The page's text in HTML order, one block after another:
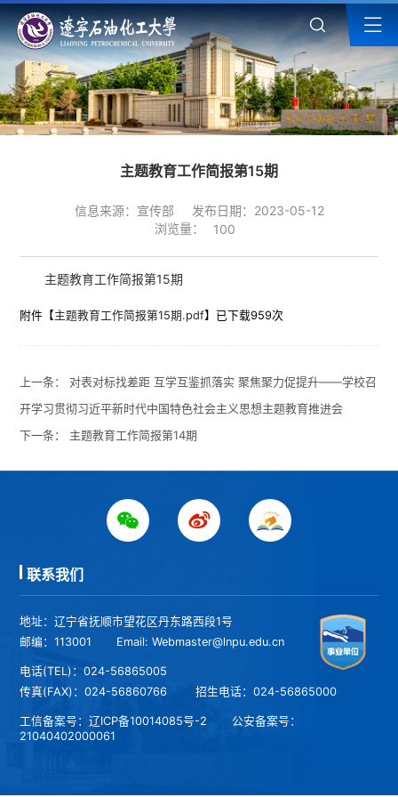
主题教育工作简报第15期
信息来源：宣传部
发布日期：2023-05-12
浏览量：
100
主题教育工作简报第15期
附件【主题教育工作简报第15期.pdf】已下载959次
上一条： 对表对标找差距 互学互鉴抓落实 聚焦聚力促提升——学校召
开学习贯彻习近平新时代中国特色社会主义思想主题教育推进会
下一条： 主题教育工作简报第14期
联系我们
地址：辽宁省抚顺市望花区丹东路西段1号
邮编：113001
Email: Webmaster@lnpu.edu.cn
电话(TEL)：024-56865005
传真(FAX)：024-56860766
招生电话：024-56865000
工信备案号：辽ICP备10014085号-2 公安备案号：
21040402000061